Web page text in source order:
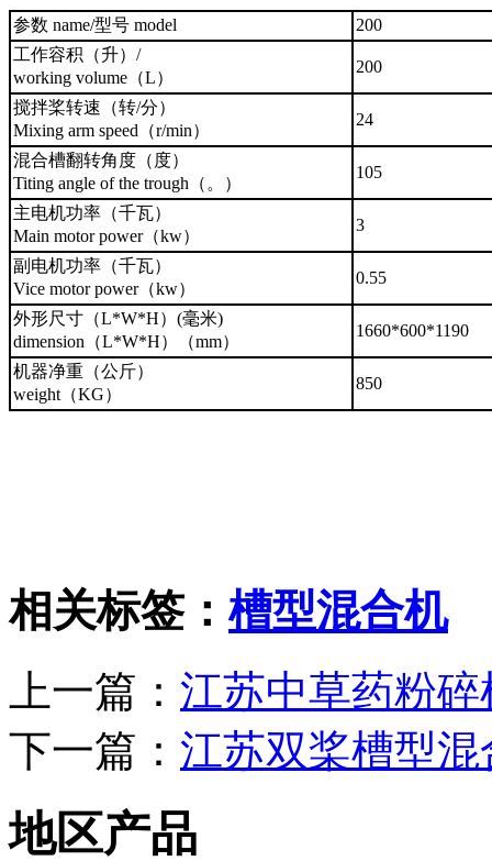
参数 name/型号 model
200
工作容积（升）/
working volume（L）
200
搅拌桨转速（转/分）
Mixing arm speed（r/min）
24
混合槽翻转角度（度）
Titing angle of the trough（。）
105
主电机功率（千瓦）
Main motor power（kw）
3
副电机功率 （千瓦）
Vice motor power（kw）
0.55
外形尺寸（L*W*H）(毫米)
dimension （L*W*H）（mm）
1660*600*1190
机器净重（公斤）
weight（KG）
850
相关标签：槽型混合机
上一篇： 江苏中草药粉碎
下一篇： 江苏双桨槽型混
地区产品